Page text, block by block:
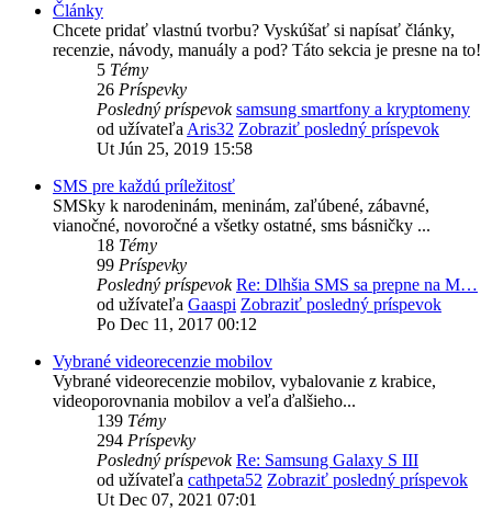
Články
Chcete pridať vlastnú tvorbu? Vyskúšať si napísať články,
recenzie, návody, manuály a pod? Táto sekcia je presne na to!
5 Témy
26 Príspevky
Posledný príspevok samsung smartfony a kryptomeny
od užívateľaAris32 Zobraziť posledný príspevok
Ut Jún 25, 2019 15:58
SMS pre každú príležitosť
SMSky k narodeninám, meninám, zaľúbené, zábavné,
vianočné, novoročné a všetky ostatné, sms básničky ...
18 Témy
99 Príspevky
Posledný príspevok Re: Dlhšia SMS sa prepne na M…
od užívateľa Gaaspi Zobraziť posledný príspevok
Po Dec 11, 2017 00:12
Vybrané videorecenzie mobilov
Vybrané videorecenzie mobilov, vybalovanie z krabice,
videoporovnania mobilov a veľa ďalšieho...
139 Témy
294 Príspevky
Posledný príspevok Re: Samsung Galaxy S III
od užívateľa cathpeta52 Zobraziť posledný príspevok
Ut Dec 07, 2021 07:01